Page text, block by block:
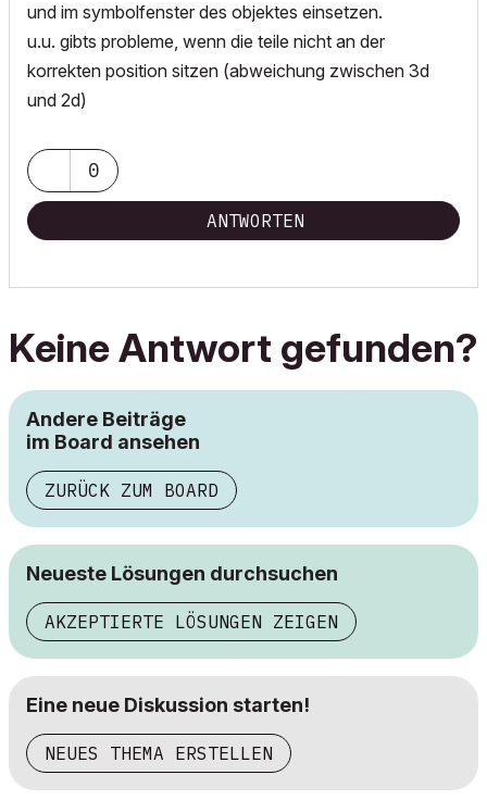
und im symbolfenster des objektes einsetzen.
u.u. gibts probleme, wenn die teile nicht an der
korrekten position sitzen (abweichung zwischen 3d
und 2d)
0
ANTWORTEN
Keine Antwort gefunden?
Andere Beiträge
im Board ansehen
ZURÜCK ZUM BOARD
Neueste Lösungen durchsuchen
AKZEPTIERTE LÖSUNGEN ZEIGEN
Eine neue Diskussion starten!
NEUES THEMA ERSTELLEN